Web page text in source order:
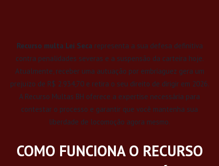
Recurso multa Lei Seca representa a sua defesa definitiva
contra penalidades severas e a suspensão da carteira hoje.
Atualmente, receber uma autuação por embriaguez gera um
prejuízo de R$ 2.934,70 e retira o seu direito de dirigir em 2026.
A Recurso Multas BH oferece a expertise necessária para
contestar o processo e garantir que você mantenha sua
liberdade de locomoção agora mesmo.
COMO FUNCIONA O RECURSO